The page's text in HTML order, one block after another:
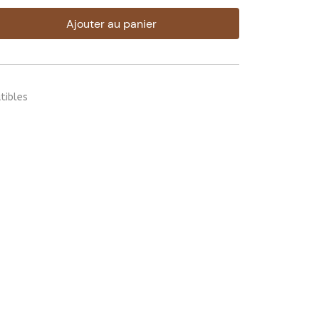
Ajouter au panier